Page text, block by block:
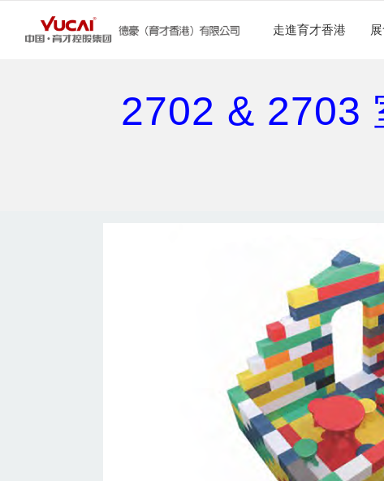
走進育才香港
2702 & 2703